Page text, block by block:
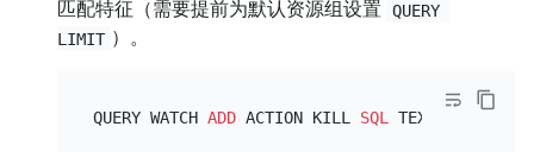
匹配特征（需要提前为默认资源组设置
QUERY
LIMIT ）。
QUERY WATCH ADD ACTION KILL SQL TEXT EXACT